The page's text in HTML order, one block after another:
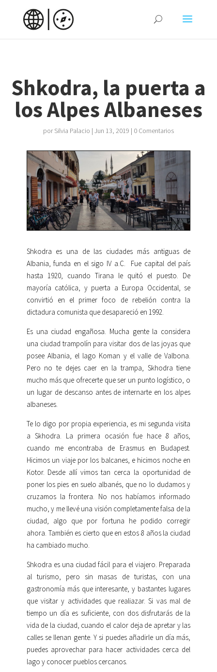
Shkodra, la puerta a
los Alpes Albaneses
porSilvia Palacio | Jun 13, 2019 | 0 Comentarios
Shkodra es una de las ciudades más antiguas de
Albania, funda en el sigo IV a.C. Fue capital del país
hasta 1920, cuando Tirana le quitó el puesto. De
mayoría católica, y puerta a Europa Occidental, se
convirtió en el primer foco de rebelión contra la
dictadura comunista que desapareció en 1992.
Es una ciudad engañosa. Mucha gente la considera
una ciudad trampolín para visitar dos de las joyas que
posee Albania, el lago Koman y el valle de Valbona.
Pero no te dejes caer en la trampa, Skhodra tiene
mucho más que ofrecerte que ser un punto logístico, o
un lugar de descanso antes de internarte en los alpes
albaneses.
Te lo digo por propia experiencia, es mi segunda visita
a Skhodra. La primera ocasión fue hace 8 años,
cuando me encontraba de Erasmus en Budapest.
Hicimos un viaje por los balcanes, e hicimos noche en
Kotor. Desde allí vimos tan cerca la oportunidad de
poner los pies en suelo albanés, que no lo dudamos y
cruzamos la frontera. No nos habíamos informado
mucho, y me llevé una visión completamente falsa de la
ciudad, algo que por fortuna he podido corregir
ahora. También es cierto que en estos 8 años la ciudad
ha cambiado mucho.
Shkodra es una ciudad fácil para el viajero. Preparada
al turismo, pero sin masas de turistas, con una
gastronomía más que interesante, y bastantes lugares
que visitar y actividades que realiazar. Si vas mal de
tiempo un día es suficiente, con dos disfrutarás de la
vida de la ciudad, cuando el calor deja de apretar y las
calles se llenan gente. Y si puedes añadirle un día más,
puedes aprovechar para hacer actividades cerca del
lago y conocer pueblos cercanos.